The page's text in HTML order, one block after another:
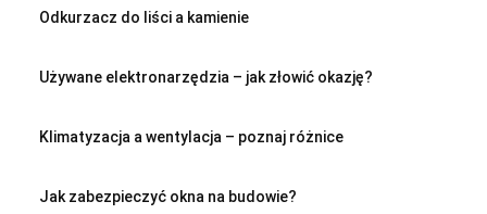
Odkurzacz do liści a kamienie
Używane elektronarzędzia – jak złowić okazję?
Klimatyzacja a wentylacja – poznaj różnice
Jak zabezpieczyć okna na budowie?